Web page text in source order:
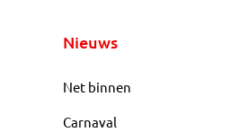
Nieuws
Net binnen
Carnaval